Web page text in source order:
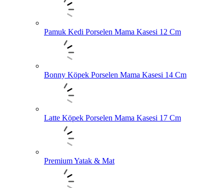
Pamuk Kedi Porselen Mama Kasesi 12 Cm
Bonny Köpek Porselen Mama Kasesi 14 Cm
Latte Köpek Porselen Mama Kasesi 17 Cm
Premium Yatak & Mat